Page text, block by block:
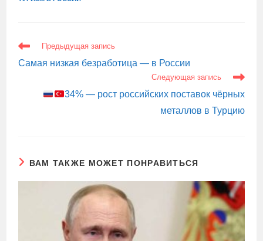
ЕЩЕ
СТАТЬИ
Предыдущая запись
Самая низкая безработица — в России
Следующая запись
34% — рост российских поставок чёрных
металлов в Турцию
ВАМ ТАКЖЕ МОЖЕТ ПОНРАВИТЬСЯ